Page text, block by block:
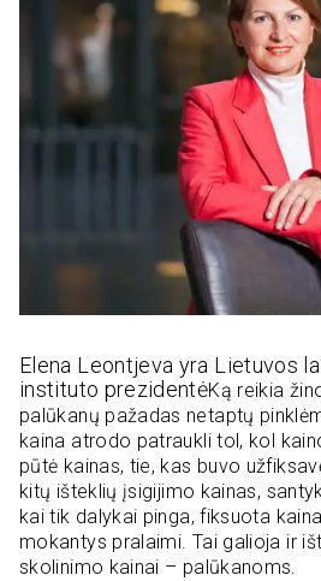
Elena Leontjeva yra Lietuvos
instituto prezidentėKą reikia
palūkanų pažadas netaptų
kaina atrodo patraukli tol, kol
pūtė kainas, tie, kas buvo
kitų išteklių įsigijimo kainas,
kai tik dalykai pinga, fiksuota
mokantys pralaimi. Tai galioja ir
skolinimo kainai – palūkanoms.